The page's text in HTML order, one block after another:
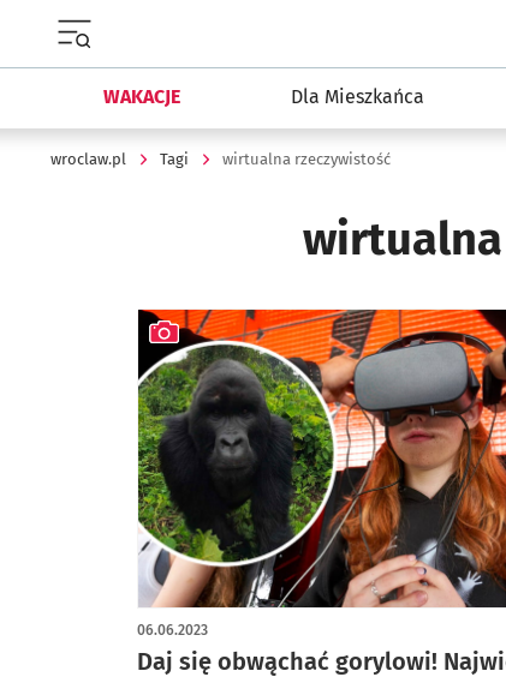
WAKACJE Dla Mieszkańca
wroclaw.pl Tagi wirtualna rzeczywistość
Daj się obwąchać gorylowi!
06.06.2023
artykuł z galerią zdjęć